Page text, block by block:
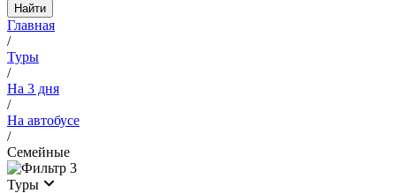
Найти
Главная
/
Туры
/
На 3 дня
/
На автобусе
/
Семейные
3
Туры